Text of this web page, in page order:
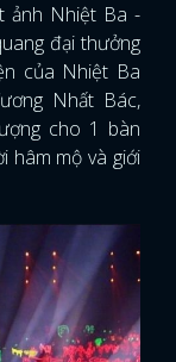
ảnh Nhiệt Ba -
đại thưởng
của Nhiệt Ba
Nhất Bác,
cho 1 bàn
hâm mộ và giới